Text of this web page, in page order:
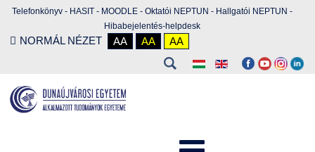
Telefonkönyv - HASIT - MOODLE - Oktatói NEPTUN - Hallgatói NEPTUN -
Hibabejelentés-helpdesk
NORMÁL NÉZET AA AA AA